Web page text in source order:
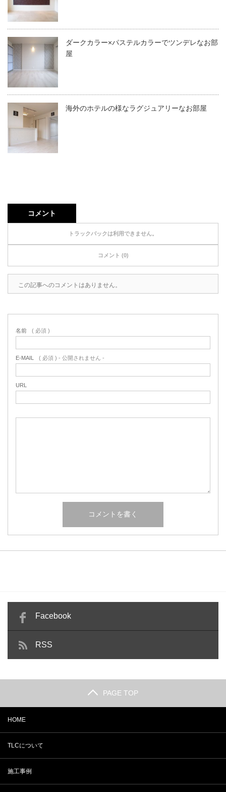
ダークカラー×パステルカラーでツンデレなお部
屋
海外のホテルの様なラグジュアリーなお部屋
コメント
トラックバックは利用できません。
コメント (0)
この記事へのコメントはありません。
名前 ( 必須 )
E-MAIL ( 必須 ) - 公開されません -
URL
Facebook
RSS
PAGE TOP
HOME
TLCについて
施工事例